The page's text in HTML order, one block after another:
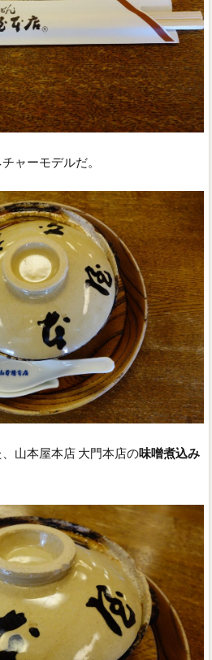
ャーモデルだ。
山本屋本店 大門本店の味噌煮込み